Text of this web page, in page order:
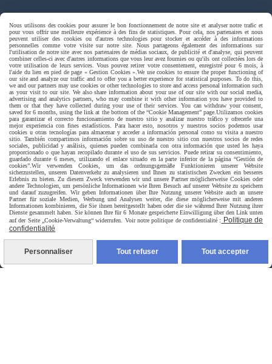
Livraison rapide
livraison à domicile France et union europeen
Nous utilisons des cookies pour assurer le bon fonctionnement de notre site et analyser notre trafic et
pour vous offrir une meilleure expérience à des fins de statistiques. Pour cela, nos partenaires et nous
peuvent utiliser des cookies ou d'autres technologies pour stocker et accéder à des informations
personnelles comme votre visite sur notre site. Nous partageons également des informations sur
l'utilisation de notre site avec nos partenaires de médias sociaux, de publicité et d'analyse, qui peuvent
combiner celles-ci avec d'autres informations que vous leur avez fournies ou qu'ils ont collectées lors de
votre utilisation de leurs services. Vous pouvez retirer votre consentement, enregistré pour 6 mois, à
l'aide du lien en pied de page « Gestion Cookies ». We use cookies to ensure the proper functioning of
our site and analyze our traffic and to offer you a better experience for statistical purposes. To do this,
we and our partners may use cookies or other technologies to store and access personal information such
as your visit to our site. We also share information about your use of our site with our social media,
advertising and analytics partners, who may combine it with other information you have provided to
them or that they have collected during your use of their services. You can withdraw your consent,
saved for 6 months, using the link at the bottom of the “Cookie Management” page. Utilizamos cookies
para garantizar el correcto funcionamiento de nuestro sitio y analizar nuestro tráfico y ofrecerle una
mejor experiencia con fines estadísticos. Para hacer esto, nosotros y nuestros socios podemos usar
cookies u otras tecnologías para almacenar y acceder a información personal como su visita a nuestro
sitio. También compartimos información sobre su uso de nuestro sitio con nuestros socios de redes
sociales, publicidad y análisis, quienes pueden combinarla con otra información que usted les haya
proporcionado o que hayan recopilado durante el uso de sus servicios. Puede retirar su consentimiento,
guardado durante 6 meses, utilizando el enlace situado en la parte inferior de la página “Gestión de
cookies”. Wir verwenden Cookies, um das ordnungsgemäße Funktionieren unserer Website
sicherzustellen, unseren Datenverkehr zu analysieren und Ihnen zu statistischen Zwecken ein besseres
Erlebnis zu bieten. Zu diesem Zweck verwenden wir und unsere Partner möglicherweise Cookies oder
andere Technologien, um persönliche Informationen wie Ihren Besuch auf unserer Website zu speichern
und darauf zuzugreifen. Wir geben Informationen über Ihre Nutzung unserer Website auch an unsere
Partner für soziale Medien, Werbung und Analysen weiter, die diese möglicherweise mit anderen
Informationen kombinieren, die Sie ihnen bereitgestellt haben oder die sie während Ihrer Nutzung ihrer
Dienste gesammelt haben. Sie können Ihre für 6 Monate gespeicherte Einwilligung über den Link unten
auf der Seite „Cookie-Verwaltung“ widerrufen. Voir notre politique de confidentialité :
Politique de
confidentialité
Personnaliser Tout refuser Tout accepter